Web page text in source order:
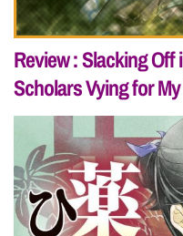
Review : Slacking Off
Scholars Vying for